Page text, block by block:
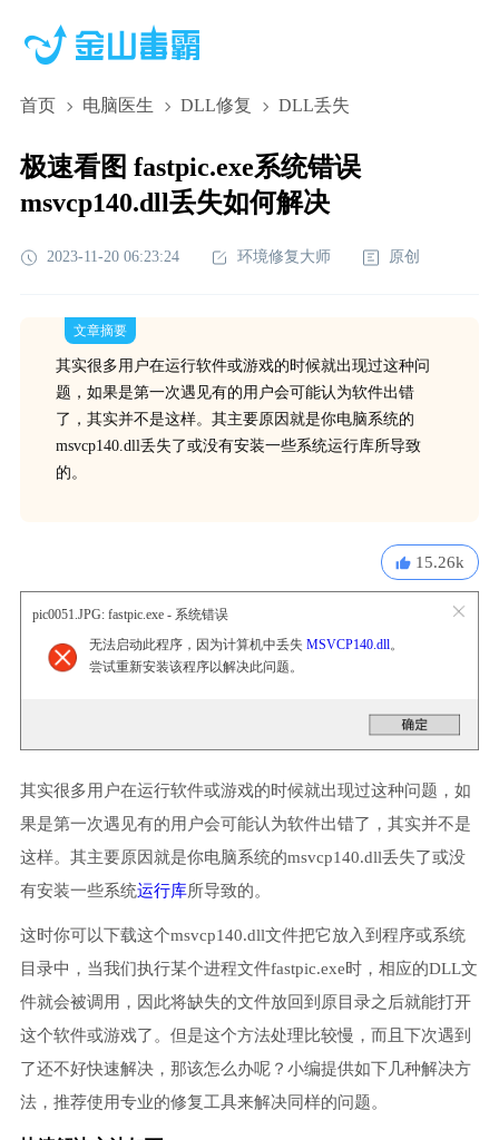
首页 电脑医生 DLL修复 DLL丢失
极速看图 fastpic.exe系统错误
msvcp140.dll丢失如何解决
2023-11-20 06:23:24 环境修复大师 原创
文章摘要
其实很多用户在运行软件或游戏的时候就出现过这种问
题，如果是第一次遇见有的用户会可能认为软件出错
了，其实并不是这样。其主要原因就是你电脑系统的
msvcp140.dll丢失了或没有安装一些系统运行库所导致
的。
15.26k
pic0051.JPG: fastpic.exe - 系统错误
无法启动此程序，因为计算机中丢失 MSVCP140.dll。
尝试重新安装该程序以解决此问题。
其实很多用户在运行软件或游戏的时候就出现过这种问题，如
果是第一次遇见有的用户会可能认为软件出错了，其实并不是
这样。其主要原因就是你电脑系统的msvcp140.dll丢失了或没
有安装一些系统运行库所导致的。
这时你可以下载这个msvcp140.dll文件把它放入到程序或系统
目录中，当我们执行某个进程文件fastpic.exe时，相应的DLL文
件就会被调用，因此将缺失的文件放回到原目录之后就能打开
这个软件或游戏了。但是这个方法处理比较慢，而且下次遇到
了还不好快速解决，那该怎么办呢？小编提供如下几种解决方
法，推荐使用专业的修复工具来解决同样的问题。